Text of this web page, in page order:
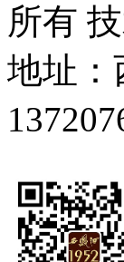
所有
地址：